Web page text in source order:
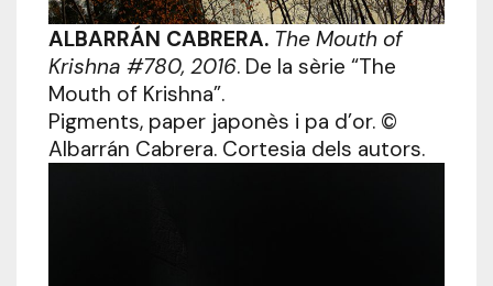
ALBARRÁN CABRERA. The Mouth of
Krishna #780, 2016. De la sèrie “The
Mouth of Krishna”.
Pigments, paper japonès i pa d’or. ©
Albarrán Cabrera. Cortesia dels autors.